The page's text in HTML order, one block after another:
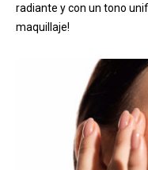
radiante y con un tono
maquillaje!